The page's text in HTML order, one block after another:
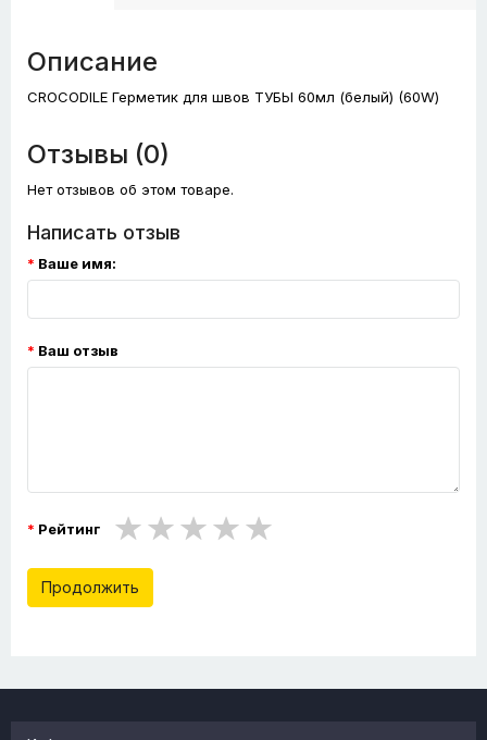
Описание
CROCODILE Герметик для швов ТУБЫ 60мл (белый) (60W)
Отзывы (0)
Нет отзывов об этом товаре.
Написать отзыв
Ваше имя:
Ваш отзыв
Рейтинг
Продолжить